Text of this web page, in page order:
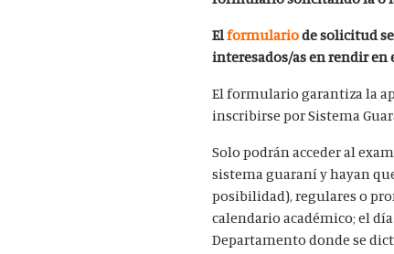
Elformulariode solicitud
interesados/as en rendir en
El formulario garantiza la
inscribirse por Sistema
Solo podrán acceder al
sistema guaraní y hayan
posibilidad), regulares o
calendario académico; el
Departamento donde se